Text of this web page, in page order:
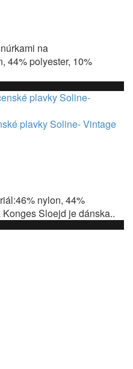
na
44% polyester, 10%
plavky Soline- Vintage
nylon, 44%
Sloejd je dánska..